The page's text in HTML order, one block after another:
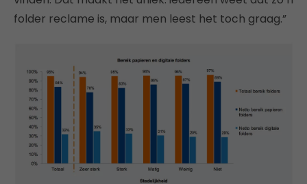
folder reclame is, maar men leest het toch graag.”